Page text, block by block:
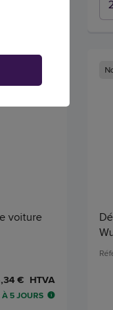
voiture
€ HTVA
À 5 JOURS